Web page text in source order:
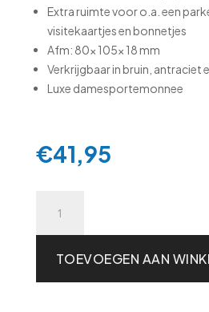
Extra ruimte voor o.a. een
visitekaartjes en bonnetjes
Afm: 80x 105x 18 mm
Verkrijgbaar in bruin, antraciet
Luxe damesportemonnee
€41,95
Card
Protector
TOEVOEGEN AAN